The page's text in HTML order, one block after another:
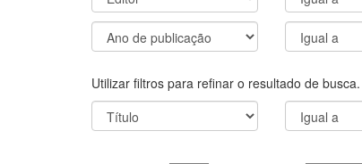
Utilizar filtros para refinar o resultado de busca.